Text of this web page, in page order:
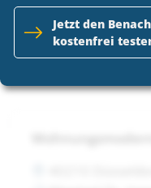
Wentzel Dr.
VOB
Jetzt den
kostenfrei